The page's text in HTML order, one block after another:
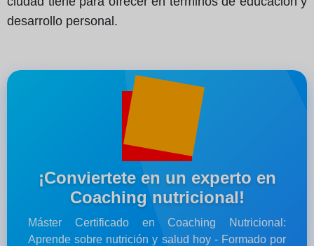
desarrollo personal.
¡Conviertete en un experto en
Coaching nutricional!
Máster Certificado en Coaching Nutricional:
Aprende sobre nutrición y salud hoy - Formado por